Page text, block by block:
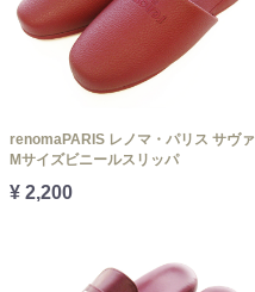
renomaPARIS レノマ・パリス サヴァ
Mサイズビニールスリッパ
¥ 2,200